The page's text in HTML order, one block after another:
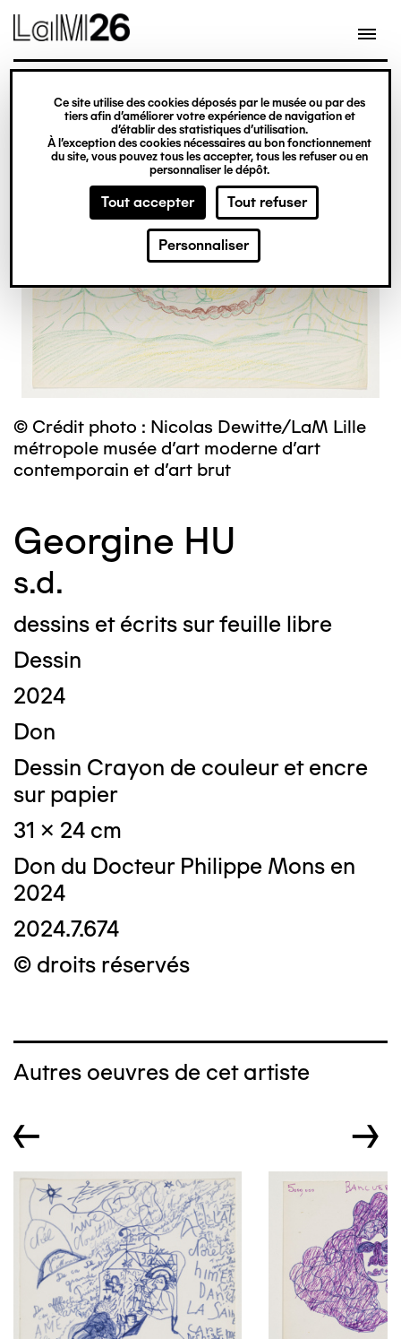
Gestion des cookies
Ce site utilise des cookies déposés par le musée ou par des
tiers afin d’améliorer votre expérience de navigation et
d’établir des statistiques d’utilisation.
À l’exception des cookies nécessaires au bon fonctionnement
du site, vous pouvez tous les accepter, tous les refuser ou en
personnaliser le dépôt.
Tout accepter Tout refuser
Personnaliser
contenu
© Crédit photo : Nicolas Dewitte/LaM Lille
métropole musée d’art moderne d’art
contemporain et d’art brut
Georgine HU
s.d.
dessins et écrits sur feuille libre
Dessin
2024
Don
Dessin Crayon de couleur et encre
sur papier
31 x 24 cm
Don du Docteur Philippe Mons en
2024
2024.7.674
© droits réservés
Autres oeuvres de cet artiste
← →